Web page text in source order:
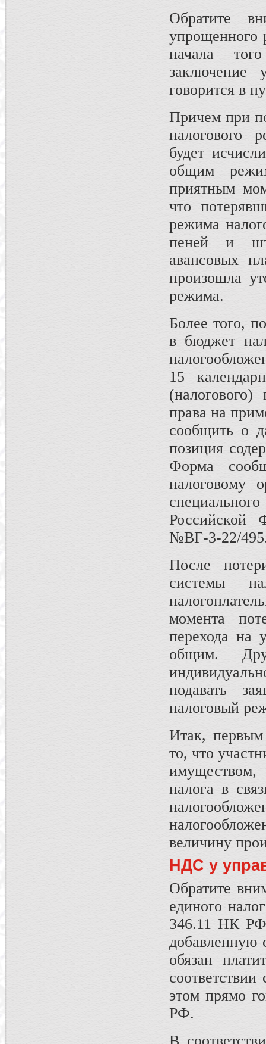
Обратите
упрощенного
начала
заключение
говорится в
Причем при
налогового
будет
общим
приятным
что
режима
пеней и
авансовых
произошла
режима.
Более того,
в бюджет
15
права на
сообщить о
позиция
Форма
налоговому
Российской
№ВГ-3-22/
После
системы
момента
перехода на
общим.
подавать
налоговый
Итак,
то, что
налога в
величину
НДС у
Обратите
единого
346.11 НК РФ
добавленную
обязан
этом прямо
РФ.